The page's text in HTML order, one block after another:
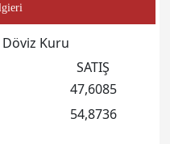
Döviz Kuru
SATIŞ
47,6085
54,8736